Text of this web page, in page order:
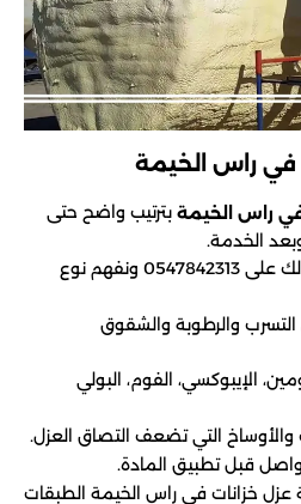
في راس الخيمة
راس الخيمة بترتيب واضح حتى
الخدمة.
: نتلقى اتصالك على 0547842313 ونفهم نوع
التسرب والرطوبة والشقوق
الإيبوكسي، الفوم، البولي
والأوساخ التي تضعف التصاق العزل.
قبل تطبيق المادة.
عزل خزانات في راس الخيمة الطبقات